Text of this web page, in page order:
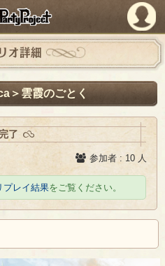
PandoraPartyProject
オ詳細
＞雲霞のごとく
完了
参加者 : 10 人
プレイ結果をご覧ください。